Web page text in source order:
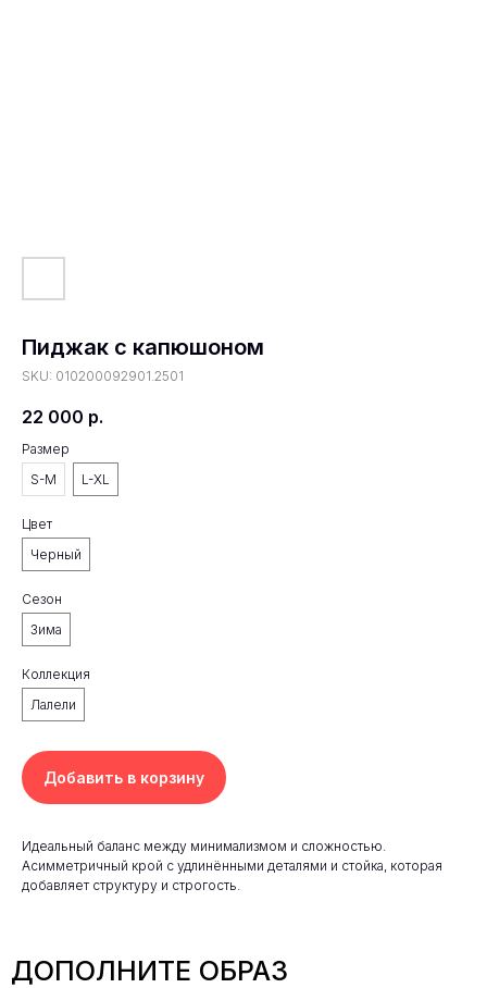
Пиджак с капюшоном
SKU: 010200092901.2501
22 000 р.
Размер
S-M
L-XL
Цвет
Черный
Сезон
Зима
Коллекция
Лалели
Добавить в корзину
Идеальный баланс между минимализмом и сложностью.
Асимметричный крой с удлинёнными деталями и стойка, которая
добавляет структуру и строгость.
ДОПОЛНИТЕ ОБРАЗ